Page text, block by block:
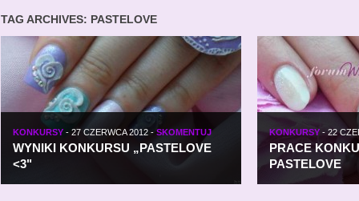
TAG ARCHIVES: PASTELOVE
KONKURSY - 27 CZERWCA 2012 - SKOMENTUJ
WYNIKI KONKURSU „PASTELOVE
<3"
KONKURSY - 22
PRACE
PASTELOVE